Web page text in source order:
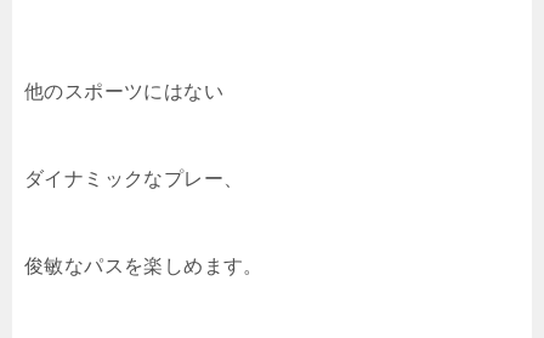
他のスポーツにはない
ダイナミックなプレー、
俊敏なパスを楽しめます。